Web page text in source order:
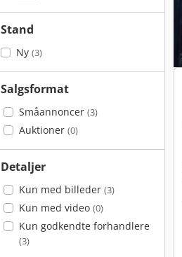
Stand
Ny (3)
Salgsformat
Småannoncer (3)
Auktioner (0)
Detaljer
Kun med billeder (3)
Kun med video (0)
Kun godkendte forhandlere
(3)